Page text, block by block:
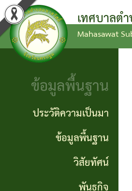
ข่าว
ประกาศ
ทั่วไป
ประกาศ
จัดซื้อ
จัดจ้าง
ข้อ
งบ
ประมาณ
แผน
พัฒนา
ประวัติ
เป็นมา
ข้อมูล
พื้น
ฐาน
เทศบาลต
Mahasawat
ข้อมูลพื้นฐาน
ประวัติความเป็นมา
ข้อมูลพื้นฐาน
วิสัยทัศน์